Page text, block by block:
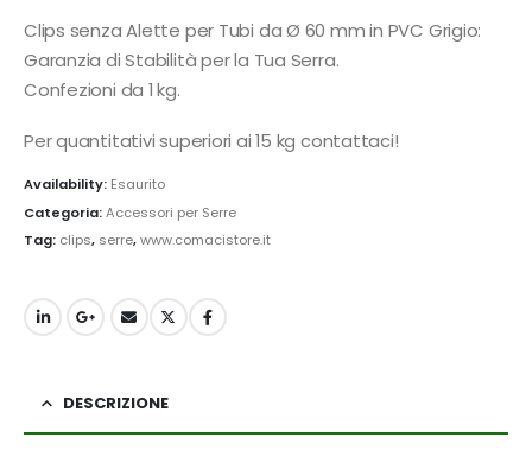
Clips senza Alette per Tubi da Ø 60 mm in PVC Grigio:
Garanzia di Stabilità per la Tua Serra.
Confezioni da 1 kg.
Per quantitativi superiori ai 15 kg contattaci!
Availability: Esaurito
Categoria:Accessori per Serre
Tag: clips, serre,www.comacistore.it
DESCRIZIONE